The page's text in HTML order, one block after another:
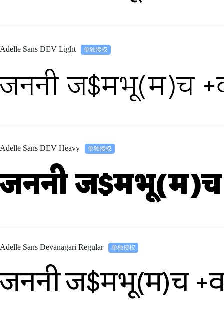
Adelle Sans DEV Light
जननी ज$मभू(म)च
Adelle Sans DEV Heavy
जननी
Adelle Sans Devanagari Regular
जननी ज$मभू(म)च